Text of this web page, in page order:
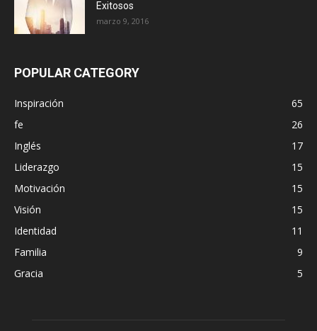
Exitosos
marzo 9, 2016
POPULAR CATEGORY
Inspiración
65
fe
26
Inglés
17
Liderazgo
15
Motivación
15
Visión
15
Identidad
11
Familia
9
Gracia
5